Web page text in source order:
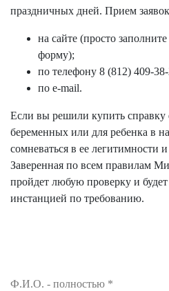
праздничных дней. Прием заявок
на сайте (просто
форму);
по телефону 8 (812) 409-
по e-mail.
Если вы решили купить справку
беременных или для ребенка в
сомневаться в ее легитимности
Заверенная по всем правилам
пройдет любую проверку и
инстанцией по требованию.
Ф.И.О. - полностью *